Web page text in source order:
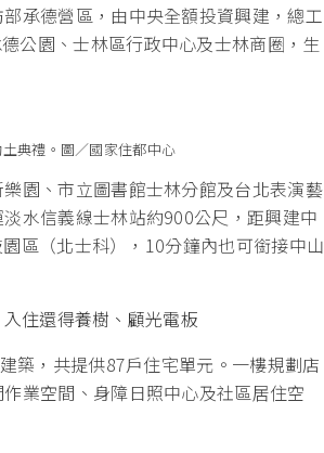
承德營區，由中央全額投資興建，總工
公園、士林區行政中心及士林商圈，生
典禮。圖／國家住都中心
園、市立圖書館士林分館及台北表演藝
水信義線士林站約900公尺，距興建中
區（北士科），10分鐘內也可銜接中山
住還得養樹、顧光電板
築，共提供87戶住宅單元。一樓規劃店
業空間、身障日照中心及社區居住空